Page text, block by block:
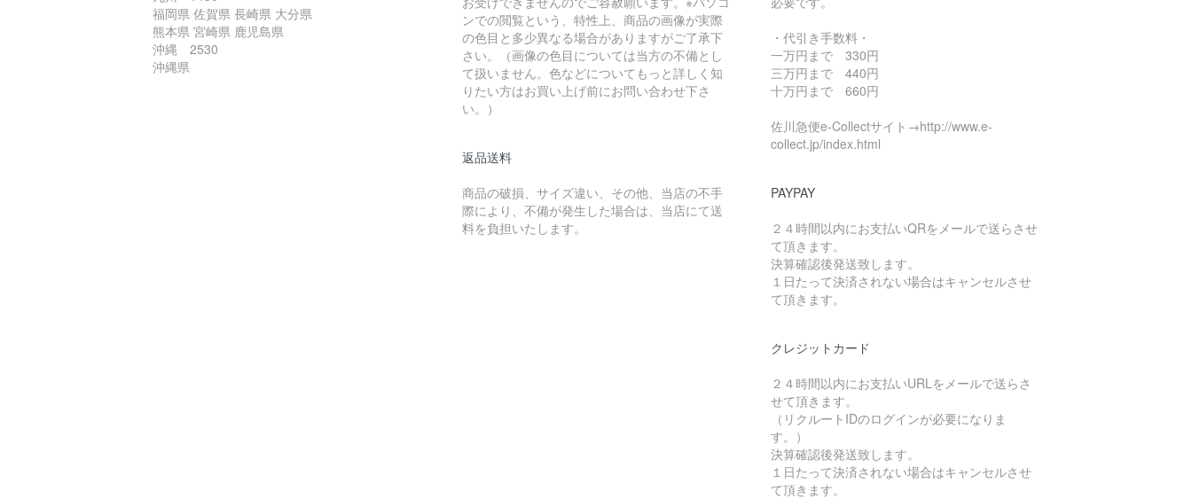
福岡県 佐賀県 長崎県 大分県
熊本県 宮崎県 鹿児島県
沖縄 2530
沖縄県
ンでの閲覧という、特性上、商品の画像が実際
の色目と多少異なる場合がありますがご了承下
さい。（画像の色目については当方の不備とし
て扱いません。色などについてもっと詳しく知
りたい方はお買い上げ前にお問い合わせ下さ
い。）
返品送料
商品の破損、サイズ違い、その他、当店の不手
際により、不備が発生した場合は、当店にて送
料を負担いたします。
・代引き手数料・
一万円まで 330円
三万円まで 440円
十万円まで 660円
佐川急便e-Collectサイト→http://www.e-
collect.jp/index.html
PAYPAY
２４時間以内にお支払いQRをメールで送らさせ
て頂きます。
決算確認後発送致します。
１日たって決済されない場合はキャンセルさせ
て頂きます。
クレジットカード
２４時間以内にお支払いURLをメールで送らさ
せて頂きます。
（リクルートIDのログインが必要になりま
す。）
決算確認後発送致します。
１日たって決済されない場合はキャンセルさせ
て頂きます。